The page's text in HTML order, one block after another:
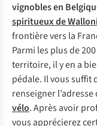
vignobles en
spiritueux de
frontière vers la
Parmi les plus de
territoire, il y en a
pédale. Il vous suffit
renseigner
vélo. Après avoir
vous apprécierez